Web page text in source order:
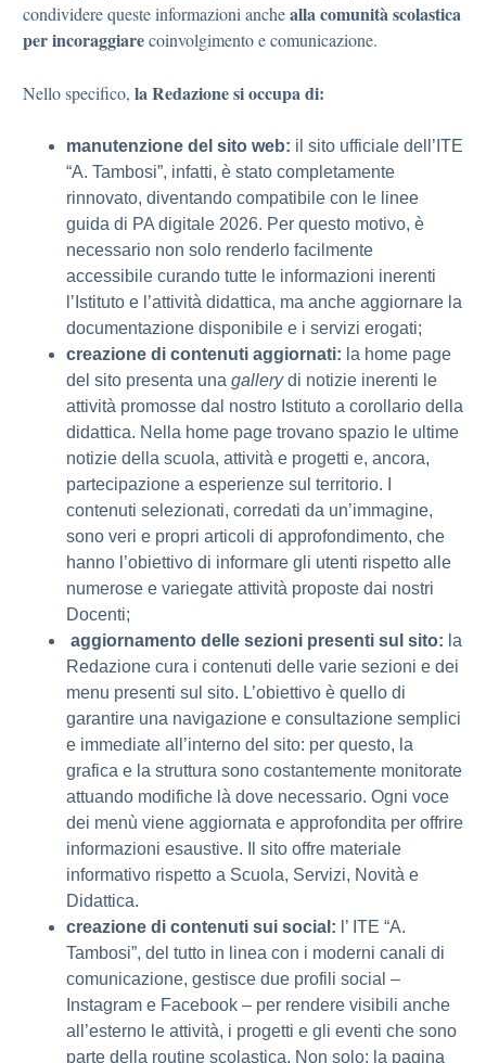
condividere queste informazioni anchealla comunità scolastica
per incoraggiarecoinvolgimento e comunicazione.
Nello specifico, la Redazione si occupa di:
manutenzione del sito web: il sito ufficiale dell’ITE
“A. Tambosi”, infatti, è stato completamente
rinnovato, diventando compatibile con le linee
guida di PA digitale 2026. Per questo motivo, è
necessario non solo renderlo facilmente
accessibile curando tutte le informazioni inerenti
l’Istituto e l’attività didattica, ma anche aggiornare la
documentazione disponibile e i servizi erogati;
creazione di contenuti aggiornati: la home page
del sito presenta una gallerydi notizie inerenti le
attività promosse dal nostro Istituto a corollario della
didattica. Nella home page trovano spazio le ultime
notizie della scuola, attività e progetti e, ancora,
partecipazione a esperienze sul territorio. I
contenuti selezionati, corredati da un’immagine,
sono veri e propri articoli di approfondimento, che
hanno l’obiettivo di informare gli utenti rispetto alle
numerose e variegate attività proposte dai nostri
Docenti;
aggiornamento delle sezioni presenti sul sito: la
Redazione cura i contenuti delle varie sezioni e dei
menu presenti sul sito. L’obiettivo è quello di
garantire una navigazione e consultazione semplici
e immediate all’interno del sito: per questo, la
grafica e la struttura sono costantemente monitorate
attuando modifiche là dove necessario. Ogni voce
dei menù viene aggiornata e approfondita per offrire
informazioni esaustive. Il sito offre materiale
informativo rispetto a Scuola, Servizi, Novità e
Didattica.
creazione di contenuti sui social: l’ ITE “A.
Tambosi”, del tutto in linea con i moderni canali di
comunicazione, gestisce due profili social –
Instagram e Facebook – per rendere visibili anche
all’esterno le attività, i progetti e gli eventi che sono
parte della routine scolastica. Non solo: la pagina